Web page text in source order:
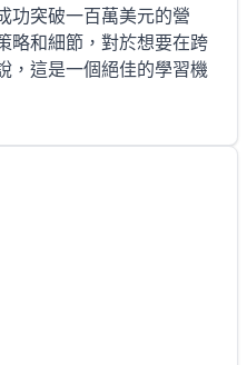
功突破一百萬美元的營
略和細節，對於想要在跨
，這是一個絕佳的學習機